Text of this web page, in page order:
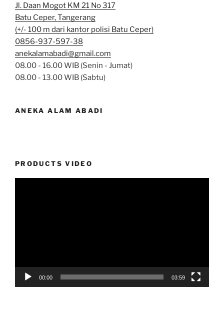
Jl. Daan Mogot KM 21 No 317
Batu Ceper, Tangerang
(+/- 100 m dari kantor polisi Batu Ceper)
0856-937-597-38
anekalamabadi@gmail.com
08.00 - 16.00 WIB (Senin - Jumat)
08.00 - 13.00 WIB (Sabtu)
ANEKA ALAM ABADI
PRODUCTS VIDEO
00:00 03:59